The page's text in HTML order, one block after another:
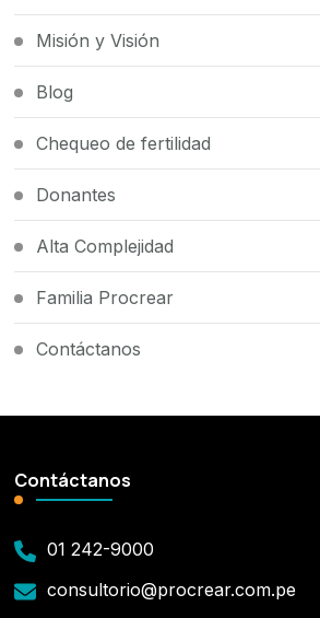
Misión y Visión
Blog
Chequeo de fertilidad
Donantes
Alta Complejidad
Familia Procrear
Contáctanos
Contáctanos
01 242-9000
consultorio@procrear.com.pe